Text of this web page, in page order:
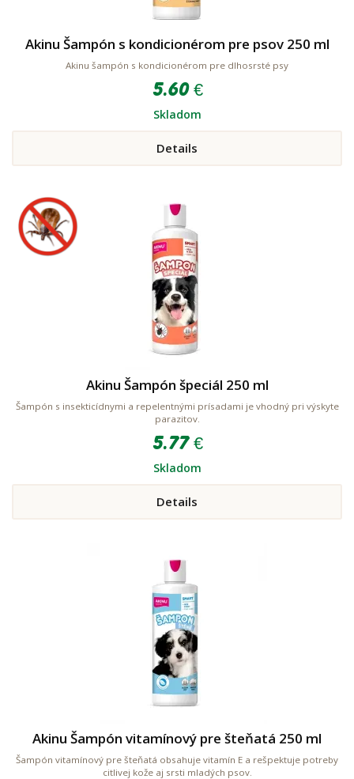
Akinu Šampón s kondicionérom pre psov 250 ml
Akinu šampón s kondicionérom pre dlhosrsté psy
5.60 €
Skladom
Details
Akinu Šampón špeciál 250 ml
Šampón s insekticídnymi a repelentnými prísadami je vhodný pri výskyte
parazitov.
5.77 €
Skladom
Details
Akinu Šampón vitamínový pre šteňatá 250 ml
Šampón vitamínový pre šteňatá obsahuje vitamín E a rešpektuje potreby
citlivej kože aj srsti mladých psov.